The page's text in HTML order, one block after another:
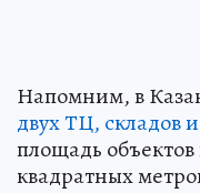
Напомним, в
двух ТЦ, складов
площадь
квадратных